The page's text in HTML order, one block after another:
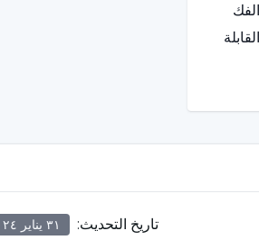
والقابلة
تاريخ التحديث: ٣١ يناير ٢٠٢٤